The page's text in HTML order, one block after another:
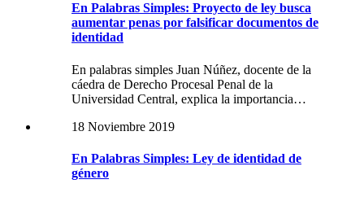
En Palabras Simples: Proyecto de ley busca
aumentar penas por falsificar documentos de
identidad
En palabras simples Juan Núñez, docente de la
cáedra de Derecho Procesal Penal de la
Universidad Central, explica la importancia…
18 Noviembre 2019
En Palabras Simples: Ley de identidad de
género